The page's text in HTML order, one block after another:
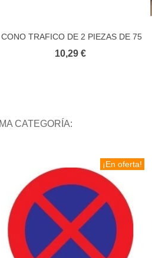
Añadir al carrito
CONO TRAFICO DE 2 PIEZAS DE 75
CMS (precio por unidad)
10,29 €
CATEGORÍA:
¡En oferta!